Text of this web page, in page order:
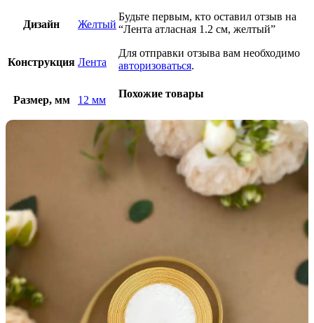
Дизайн Желтый
Конструкция Лента
Размер, мм 12 мм
Будьте первым, кто оставил отзыв на
“Лента атласная 1.2 см, желтый”
Для отправки отзыва вам необходимо
авторизоваться.
Похожие товары